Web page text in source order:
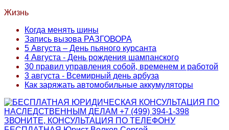
Жизнь
Когда менять шины
Запись вызова РАЗГОВОРА
5 Августа – День пьяного курсанта
4 Августа - День рождения шампанского
30 правил управления собой, временем и работой
3 августа - Всемирный день арбуза
Как заряжать автомобильные аккумуляторы